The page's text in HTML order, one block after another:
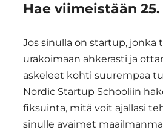
Hae viimeistään
Jos sinulla on startup, jonka
urakoimaan ahkerasti ja
askeleet kohti suurempaa
Nordic Startup Schooliin
fiksuinta, mitä voit ajallasi
sinulle avaimet